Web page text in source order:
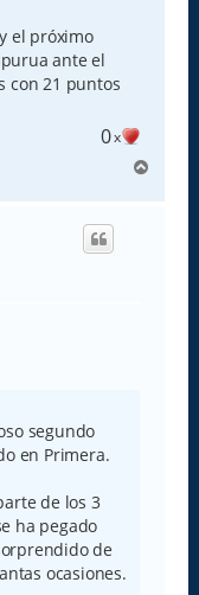
el próximo
ante el
con 21 puntos
0x
r
segundo
en Primera.
de los 3
ha pegado
de
ocasiones.